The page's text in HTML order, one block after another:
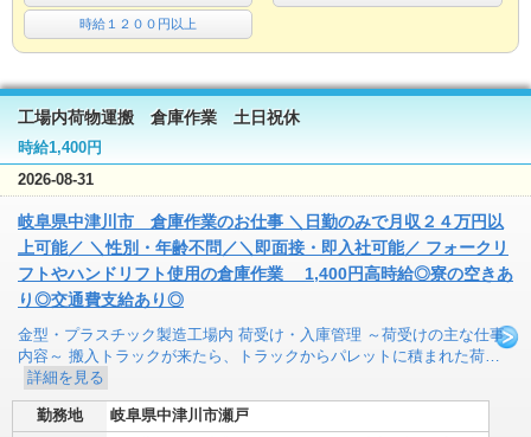
時給１２００円以上
工場内荷物運搬 倉庫作業 土日祝休
時給1,400円
2026-08-31
岐阜県中津川市 倉庫作業のお仕事 ＼日勤のみで月収２４万円以
上可能／ ＼性別・年齢不問／＼即面接・即入社可能／ フォークリ
フトやハンドリフト使用の倉庫作業 1,400円高時給◎寮の空きあ
り◎交通費支給あり◎
金型・プラスチック製造工場内 荷受け・入庫管理 ～荷受けの主な仕事
内容～ 搬入トラックが来たら、トラックからパレットに積まれた荷…
詳細を見る
勤務地
岐阜県中津川市瀬戸